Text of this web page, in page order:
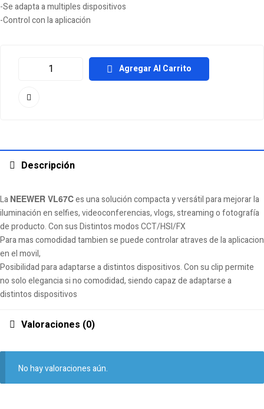
-Se adapta a multiples dispositivos
-Control con la aplicación
Agregar Al Carrito
Descripción
La NEEWER VL67Ces una solución compacta y versátil para mejorar la
iluminación en selfies, videoconferencias, vlogs, streaming o fotografía
de producto. Con sus Distintos modos CCT/HSI/FX
Para mas comodidad tambien se puede controlar atraves de la aplicacion
en el movil,
Posibilidad para adaptarse a distintos dispositivos. Con su clip permite
no solo elegancia si no comodidad, siendo capaz de adaptarse a
distintos dispositivos
Valoraciones (0)
No hay valoraciones aún.